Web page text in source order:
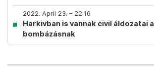
2022. April 23. – 22:16
Harkivban is vannak civil áldozatai a
bombázásnak